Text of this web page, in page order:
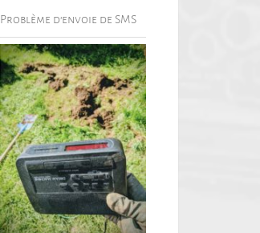
Problème d’envoie de SMS